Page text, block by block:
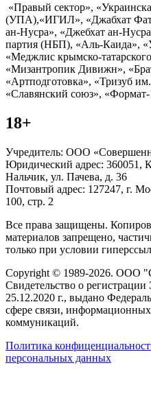
«Правый сектор»,
(УПА),«ИГИЛ», «Джабхат
ан-Нусра», «Джебхат ан-
партия (НБП), «Аль-Каида»,
«Меджлис крымско-
«Мизантропик Дивижн»,
«Артподготовка», «Тризуб
«Славянский союз»,
18+
Учредитель: ООО
Юридический адрес: 360051,
Нальчик, ул. Пачева, д. 36
Почтовый адрес: 127247, г.
100, стр. 2
Все права защищены.
материалов запрещено,
только при условии
Copyright © 1989-2026. ООО
Свидетельство о
25.12.2020 г., выдано
сфере связи,
коммуникаций.
Политика
персональных данных